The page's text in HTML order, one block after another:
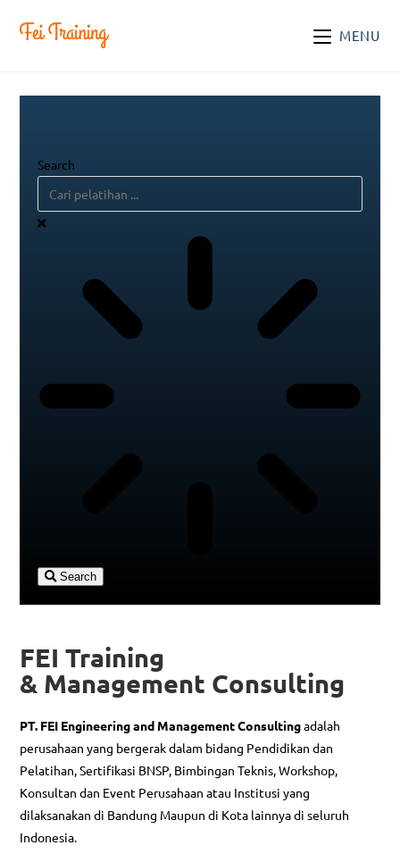
MENU
Search
Search
FEI Training
& Management Consulting
PT. FEI Engineering and Management Consultingadalah
perusahaan yang bergerak dalam bidang Pendidikan dan
Pelatihan, Sertifikasi BNSP, Bimbingan Teknis, Workshop,
Konsultan dan Event Perusahaan atau Institusi yang
dilaksanakan di Bandung Maupun di Kota lainnya di seluruh
Indonesia.